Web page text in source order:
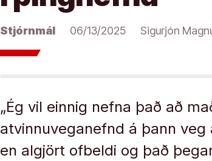
Stjórnmál 06/13/2025 Sigurjón
„Ég vil einnig nefna það að
atvinnuveganefnd á þann
en algjört ofbeldi og það